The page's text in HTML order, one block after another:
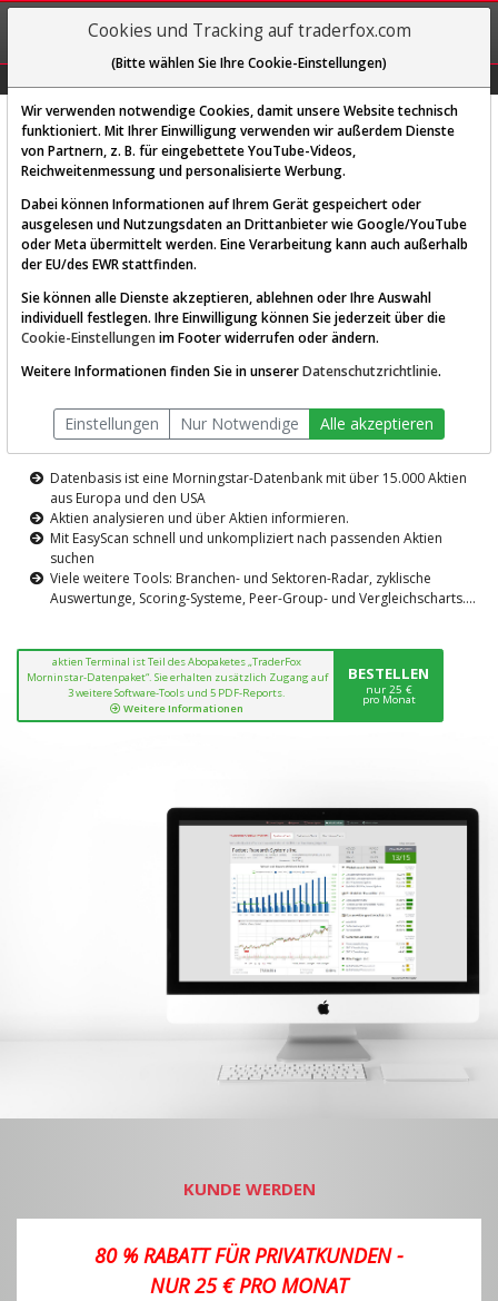
REGIS-
TRIEREN
Diese Funktion ist nur für
AKTIEN-TERMINAL
Die Aktienanalyse-Plattform von
TraderFox
Datenbasis ist eine Morningstar-Datenbank mit über 15.000 Aktien
aus Europa und den USA
Aktien analysieren und über Aktien informieren.
Mit EasyScan schnell und unkompliziert nach passenden Aktien
suchen
Viele weitere Tools: Branchen- und Sektoren-Radar, zyklische
Auswertunge, Scoring-Systeme, Peer-Group- und Vergleichscharts....
aktien Terminal ist Teil des Abopaketes „TraderFox
Morninstar-Datenpaket“. Sie erhalten zusätzlich Zugang auf
3 weitere Software-Tools und 5 PDF-Reports.
Weitere Informationen
BESTELLEN
nur 25 €
pro Monat
KUNDE WERDEN
80 % RABATT FÜR PRIVATKUNDEN -
NUR 25 € PRO MONAT
Cookies und Tracking auf traderfox.com
(Bitte wählen Sie Ihre Cookie-Einstellungen)
Wir verwenden notwendige Cookies, damit unsere Website technisch
funktioniert. Mit Ihrer Einwilligung verwenden wir außerdem Dienste
von Partnern, z. B. für eingebettete YouTube-Videos,
Reichweitenmessung und personalisierte Werbung.
Dabei können Informationen auf Ihrem Gerät gespeichert oder
ausgelesen und Nutzungsdaten an Drittanbieter wie Google/YouTube
oder Meta übermittelt werden. Eine Verarbeitung kann auch außerhalb
der EU/des EWR stattfinden.
Sie können alle Dienste akzeptieren, ablehnen oder Ihre Auswahl
individuell festlegen. Ihre Einwilligung können Sie jederzeit über die
Cookie-Einstellungen im Footer widerrufen oder ändern.
Weitere Informationen finden Sie in unsererDatenschutzrichtlinie.
Einstellungen Nur Notwendige Alle akzeptieren